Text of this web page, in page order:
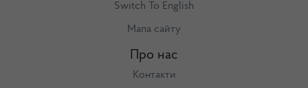
Switch To English
Мапа сайту
Про нас
Контакти